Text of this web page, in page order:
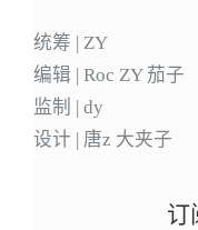
统筹 | ZY
编辑 | Roc ZY 茄子
监制 | dy
设计 | 唐z 大夹子
订